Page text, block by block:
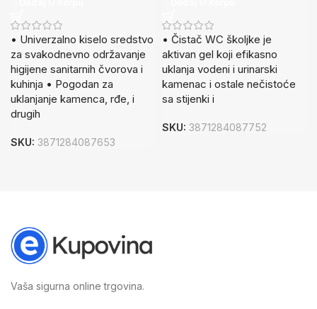
• Univerzalno kiselo sredstvo
za svakodnevno održavanje
higijene sanitarnih čvorova i
kuhinja • Pogodan za
uklanjanje kamenca, rđe, i
drugih
SKU: 3871284087653
• Čistač WC školjke je
aktivan gel koji efikasno
uklanja vodeni i urinarski
kamenac i ostale nečistoće
sa stijenki i
SKU: 3871284087752
Vaša sigurna online trgovina.